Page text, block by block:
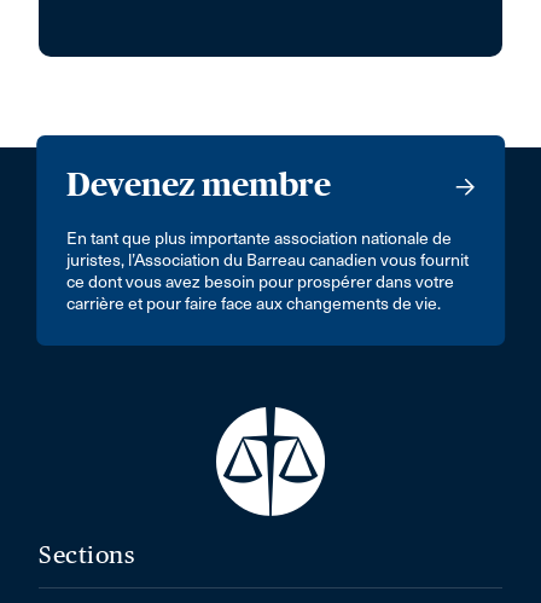
Devenez membre
En tant que plus importante association nationale de
juristes, l’Association du Barreau canadien vous fournit
ce dont vous avez besoin pour prospérer dans votre
carrière et pour faire face aux changements de vie.
Sections